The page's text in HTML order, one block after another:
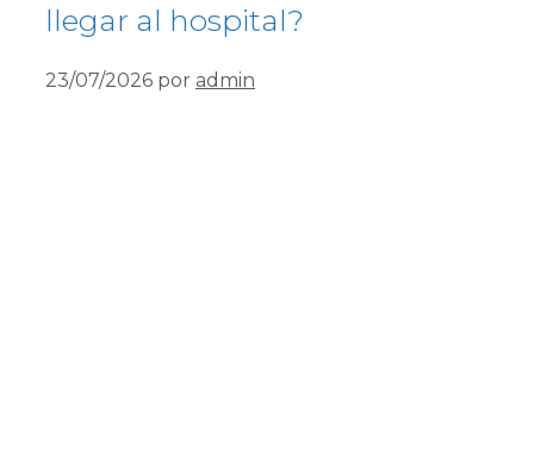
llegar al hospital?
23/07/2026 por admin